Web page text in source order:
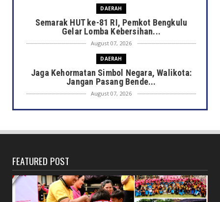
DAERAH
Semarak HUT ke-81 RI, Pemkot Bengkulu
Gelar Lomba Kebersihan...
August 07, 2026
DAERAH
Jaga Kehormatan Simbol Negara, Walikota:
Jangan Pasang Bende...
August 07, 2026
DAERAH
Bagikan 5.000 Bendera ...
Saat Amal Masjid Keliru, Nasib Negeri
Mengharu-biru
August 07, 2026
FEATURED POST